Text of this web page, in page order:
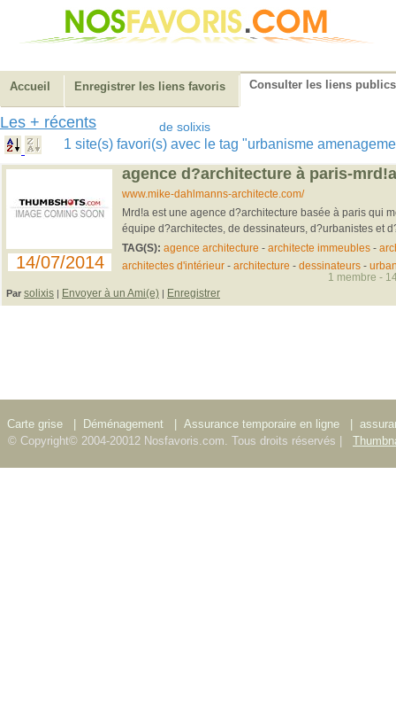
Accueil Enregistrer les liens favoris Consulter les liens publics
Les + récents de solixis
1 site(s) favori(s) avec le tag "urbanisme
14/07/2014
agence d?architecture à paris-mrd!a
www.mike-dahlmanns-architecte.com/
Mrd!a est une agence d?architecture basée à paris qui
équipe d?architectes, de dessinateurs, d?urbanistes et
TAG(S): agence architecture - architecte immeubles-
architectes d'intérieur- architecture - dessinateurs-
Par solixis | Envoyer à un Ami(e) | Enregistrer
1 membre -
Carte grise Déménagement Assurance temporaire en ligne
© Copyright© 2004-20012 Nosfavoris.com. Tous droits réservés |